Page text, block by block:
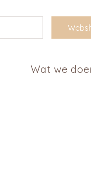
Wat we